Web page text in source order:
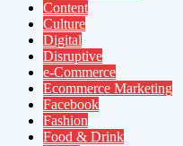
Content
Culture
Digital
Disruptive
e-Commerce
Ecommerce Marketing
Facebook
Fashion
Food & Drink